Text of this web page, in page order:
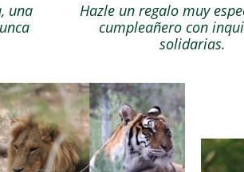
una
Hazle un regalo muy
cumpleañero con
solidarias.